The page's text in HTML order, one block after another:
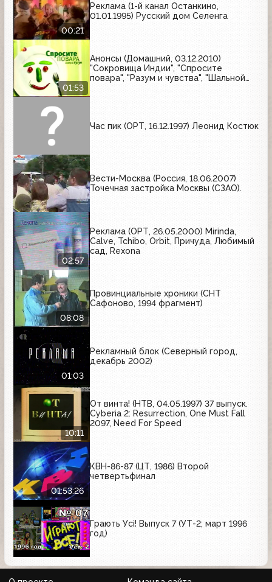
00:21
Реклама (1-й канал Останкино,
01.01.1995) Русский дом Селенга
01:53
Анонсы (Домашний, 03.12.2010)
"Сокровища Индии", "Спросите
повара", "Разум и чувства", "Шальной
Час пик (ОРТ, 16.12.1997) Леонид Костюк
Вести-Москва (Россия, 18.06.2007)
Точечная застройка Москвы (СЗАО).
02:57
Реклама (ОРТ, 26.05.2000) Mirinda,
Calve, Tchibo, Orbit, Причуда, Любимый
сад, Rexona
08:08
Провинциальные хроники (СНТ
Сафоново, 1994 фрагмент)
01:03
Рекламный блок (Северный город,
декабрь 2002)
10:11
От винта! (НТВ, 04.05.1997) 37 выпуск.
Cyberia 2: Resurrection, One Must Fall
2097, Need For Speed
01:53:26
КВН-86-87 (ЦТ, 1986) Второй
четвертьфинал
Грають Усі! Выпуск 7 (УТ-2; март 1996
год)